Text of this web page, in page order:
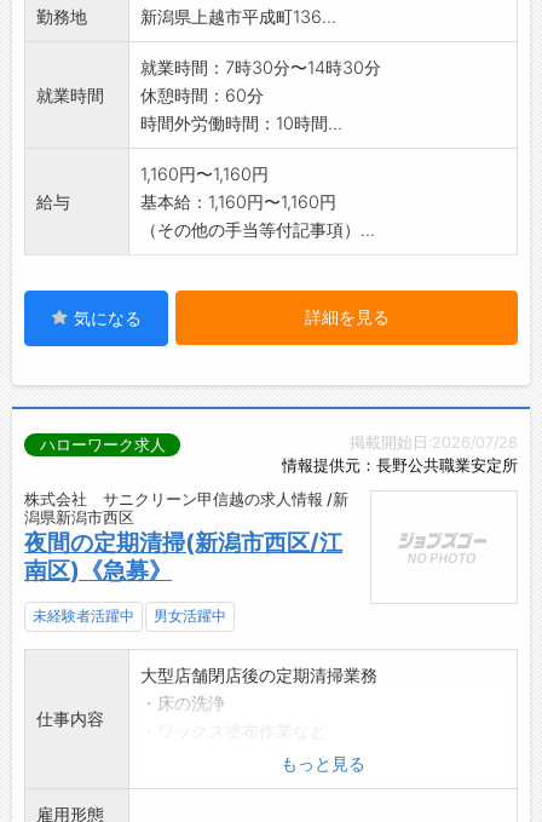
勤務地
新潟県上越市平成町136...
就業時間
就業時間：7時30分〜14時30分
休憩時間：60分
時間外労働時間：10時間...
給与
1,160円〜1,160円
基本給：1,160円〜1,160円
（その他の手当等付記事項）...
気になる 詳細を見る
掲載開始日:2026/07/28
情報提供元：長野公共職業安定所
ハローワーク求人
株式会社 サニクリーン甲信越の求人情報 /新
潟県新潟市西区
夜間の定期清掃(新潟市西区/江
南区)《急募》
未経験者活躍中 男女活躍中
仕事内容
大型店舗閉店後の定期清掃業務
・床の洗浄
※機材を使用します。
アピタ亀田店:月4日
もっと見る
雇用形態